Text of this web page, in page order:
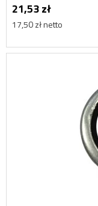
21,53 zł
17,50 zł netto